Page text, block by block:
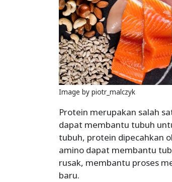
Image by piotr_malczyk
Protein merupakan salah
dapat membantu tubuh
tubuh, protein dipecahkan
amino dapat membantu
rusak, membantu proses
baru.